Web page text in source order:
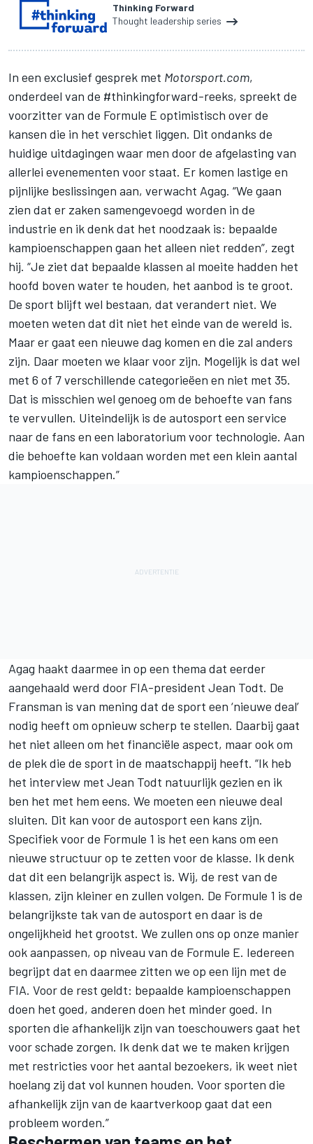
Thinking Forward
Thought leadership series
In een exclusief gesprek met Motorsport.com,
onderdeel van de #thinkingforward-reeks, spreekt de
voorzitter van de Formule E optimistisch over de
kansen die in het verschiet liggen. Dit ondanks de
huidige uitdagingen waar men door de afgelasting van
allerlei evenementen voor staat. Er komen lastige en
pijnlijke beslissingen aan, verwacht Agag. “We gaan
zien dat er zaken samengevoegd worden in de
industrie en ik denk dat het noodzaak is: bepaalde
kampioenschappen gaan het alleen niet redden”, zegt
hij. “Je ziet dat bepaalde klassen al moeite hadden het
hoofd boven water te houden, het aanbod is te groot.
De sport blijft wel bestaan, dat verandert niet. We
moeten weten dat dit niet het einde van de wereld is.
Maar er gaat een nieuwe dag komen en die zal anders
zijn. Daar moeten we klaar voor zijn. Mogelijk is dat wel
met 6 of 7 verschillende categorieëen en niet met 35.
Dat is misschien wel genoeg om de behoefte van fans
te vervullen. Uiteindelijk is de autosport een service
naar de fans en een laboratorium voor technologie. Aan
die behoefte kan voldaan worden met een klein aantal
kampioenschappen.”
Agag haakt daarmee in op een thema dat eerder
aangehaald werd door FIA-president Jean Todt. De
Fransman is van mening dat de sport een ‘nieuwe deal’
nodig heeft om opnieuw scherp te stellen. Daarbij gaat
het niet alleen om het financiële aspect, maar ook om
de plek die de sport in de maatschappij heeft. “Ik heb
het interview met Jean Todt natuurlijk gezien en ik
ben het met hem eens. We moeten een nieuwe deal
sluiten. Dit kan voor de autosport een kans zijn.
Specifiek voor de Formule 1 is het een kans om een
nieuwe structuur op te zetten voor de klasse. Ik denk
dat dit een belangrijk aspect is. Wij, de rest van de
klassen, zijn kleiner en zullen volgen. De Formule 1 is de
belangrijkste tak van de autosport en daar is de
ongelijkheid het grootst. We zullen ons op onze manier
ook aanpassen, op niveau van de Formule E. Iedereen
begrijpt dat en daarmee zitten we op een lijn met de
FIA. Voor de rest geldt: bepaalde kampioenschappen
doen het goed, anderen doen het minder goed. In
sporten die afhankelijk zijn van toeschouwers gaat het
voor schade zorgen. Ik denk dat we te maken krijgen
met restricties voor het aantal bezoekers, ik weet niet
hoelang zij dat vol kunnen houden. Voor sporten die
afhankelijk zijn van de kaartverkoop gaat dat een
probleem worden.”